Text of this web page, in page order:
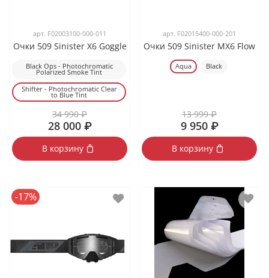
арт. F02003100-000-011
Очки 509 Sinister X6 Goggle
Black Ops - Photochromatic
Polarized Smoke Tint
Shifter - Photochromatic Clear
to Blue Tint
34 990 ₽
28 000 ₽
В корзину
арт. F02015400-000-201
Очки 509 Sinister MX6 Flow
Aqua Black
13 999 ₽
9 950 ₽
В корзину
-17%